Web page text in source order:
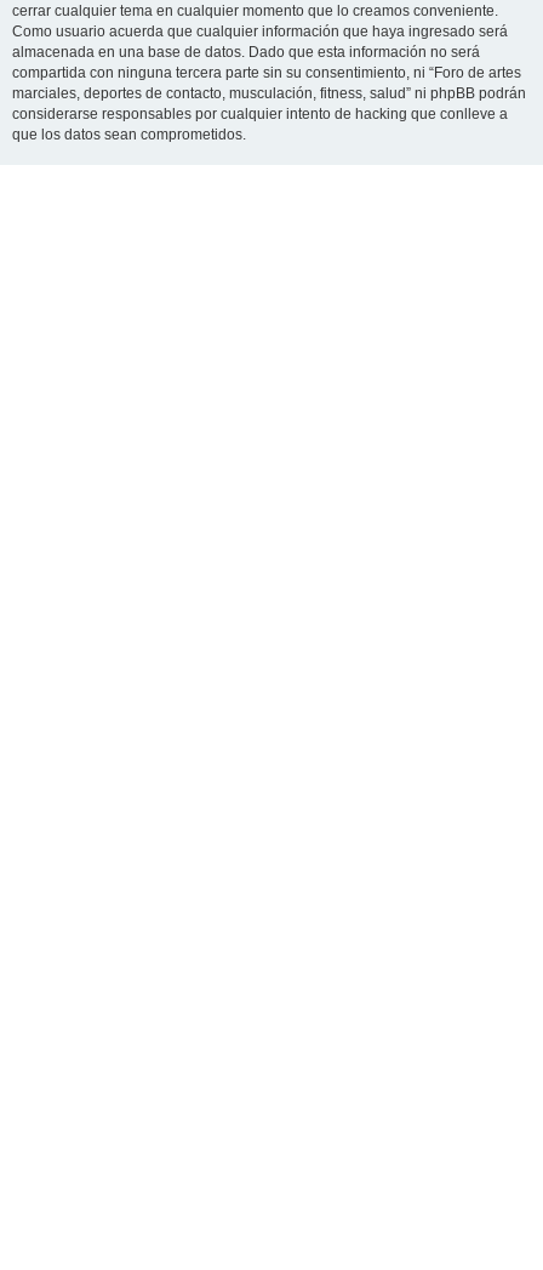
cerrar cualquier tema en cualquier momento que lo creamos conveniente.
Como usuario acuerda que cualquier información que haya ingresado será
almacenada en una base de datos. Dado que esta información no será
compartida con ninguna tercera parte sin su consentimiento, ni “Foro de artes
marciales, deportes de contacto, musculación, fitness, salud” ni phpBB podrán
considerarse responsables por cualquier intento de hacking que conlleve a
que los datos sean comprometidos.